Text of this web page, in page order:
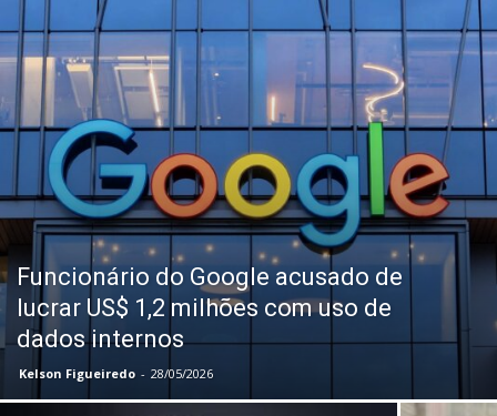
Funcionário do Google acusado de
lucrar US$ 1,2 milhões com uso de
dados internos
Kelson Figueiredo - 28/05/2026